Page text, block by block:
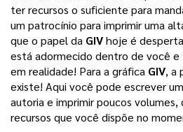
ter recursos o suficiente para
um patrocínio para imprimir uma
que o papel da GIVhoje é
está adormecido dentro de você e
em realidade! Para a gráfica GIV, a
existe! Aqui você pode escrever
autoria e imprimir poucos volumes,
recursos que você dispõe no